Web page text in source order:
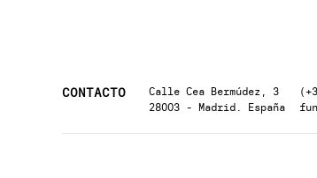
CONTACTO
Calle Cea Bermúdez, 3
28003 - Madrid. España